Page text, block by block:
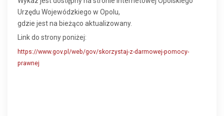
Urzędu Wojewódzkiego w Opolu,
gdzie jest na bieżąco aktualizowany.
Link do strony poniżej:
https://www.gov.pl/web/gov/skorzystaj-z-darmowej-pomocy-
prawnej